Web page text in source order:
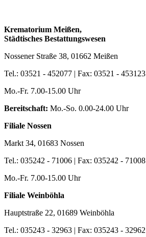
Krematorium Meißen,
Städtisches Bestattungswesen
Nossener Straße 38, 01662 Meißen
Tel.: 03521 - 452077 | Fax: 03521 - 453123
Mo.-Fr. 7.00-15.00 Uhr
Bereitschaft: Mo.-So. 0.00-24.00 Uhr
Filiale Nossen
Markt 34, 01683 Nossen
Tel.: 035242 - 71006 | Fax: 035242 - 71008
Mo.-Fr. 7.00-15.00 Uhr
Filiale Weinböhla
Hauptstraße 22, 01689 Weinböhla
Tel.: 035243 - 32963 | Fax: 035243 - 32962